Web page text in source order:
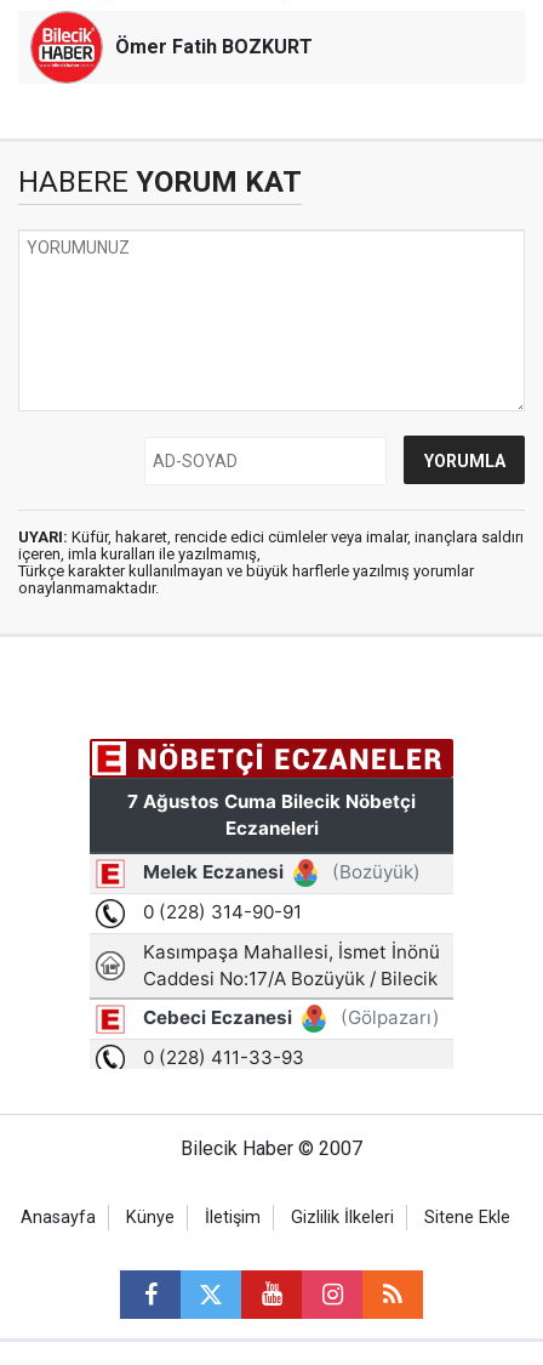
Ömer Fatih BOZKURT
HABERE YORUM KAT
UYARI: Küfür, hakaret, rencide edici cümleler veya imalar, inançlara saldırı
içeren, imla kuralları ile yazılmamış,
Türkçe karakter kullanılmayan ve büyük harflerle yazılmış yorumlar
onaylanmamaktadır.
Bilecik Haber © 2007
Anasayfa Künye İletişim Gizlilik İlkeleri Sitene Ekle